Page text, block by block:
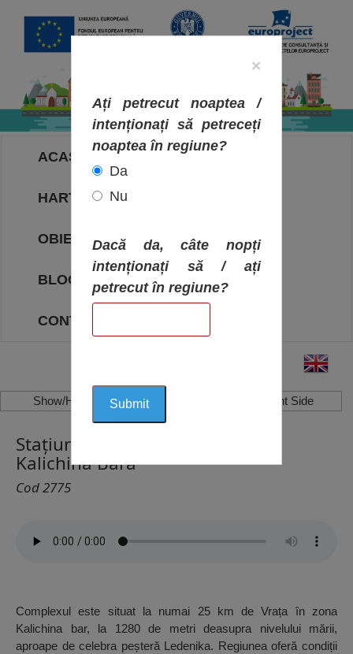
ACASA
HARTA OBIECTIVELOR
OBIECTIVE
BLOG
CONTACT
Show/Hide Left Side Show/Hide Right Side
Stațiunea de Schi Parshevitsa,
Kalichina Bara
Cod 2775
Complexul este situat la numai 25 km de Vrața în zona
Kalichina bar, la 1280 de metri deasupra nivelului mării,
aproape de celebra peșteră Ledenika. Regiunea oferă condiții
×
Ați petrecut noaptea /
intenționați să petreceți
noaptea în regiune?
Da
Nu
Dacă da, câte nopți
intenționați să / ați
petrecut în regiune?